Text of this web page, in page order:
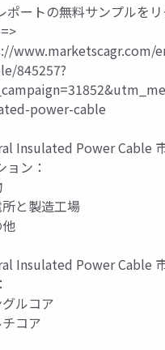
ポートの無料サンプルを
www.marketscagr.com/
845257?
power-cable
Insulated Power Cable
ョン：
所と製造工場
Insulated Power Cable
グルコア
コア